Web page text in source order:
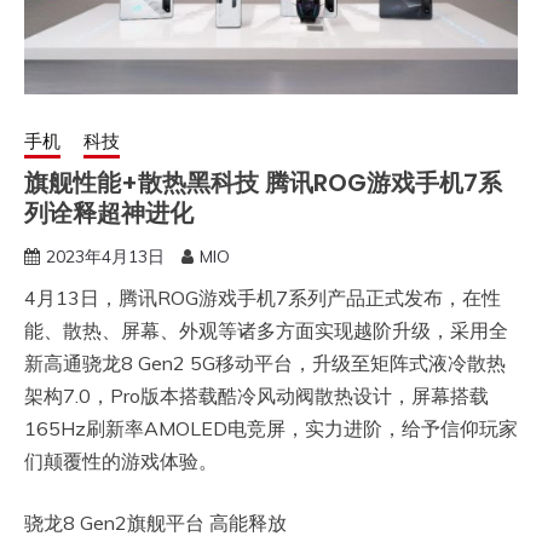
手机 科技
旗舰性能+散热黑科技 腾讯ROG游戏手机7系
列诠释超神进化
2023年4月13日 MIO
4月13日，腾讯ROG游戏手机7系列产品正式发布，在性
能、散热、屏幕、外观等诸多方面实现越阶升级，采用全
新高通骁龙8 Gen2 5G移动平台，升级至矩阵式液冷散热
架构7.0，Pro版本搭载酷冷风动阀散热设计，屏幕搭载
165Hz刷新率AMOLED电竞屏，实力进阶，给予信仰玩家
们颠覆性的游戏体验。
骁龙8 Gen2旗舰平台 高能释放